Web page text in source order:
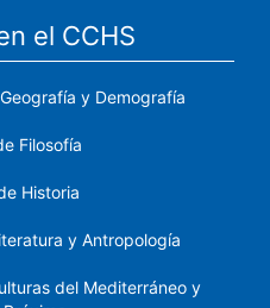
el CCHS
y Demografía
Filosofía
Historia
y Antropología
del Mediterráneo y